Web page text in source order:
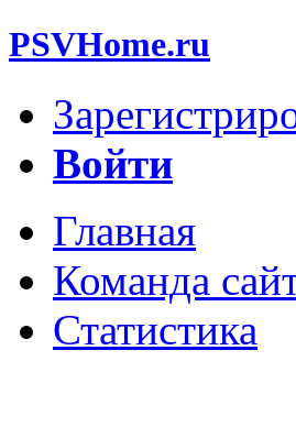
PSVHome.ru
Войти
Главная
Команда
Статистика